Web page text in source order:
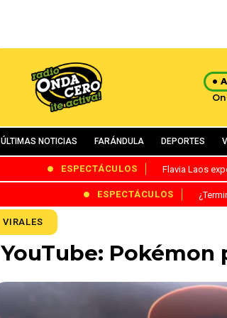
ÚLTIMAS NOTICIAS FARÁNDULA DEPORTES
ESPECTÁCULOS Flavia Laos
ESPECTÁCULOS
VIRALES
YouTube: